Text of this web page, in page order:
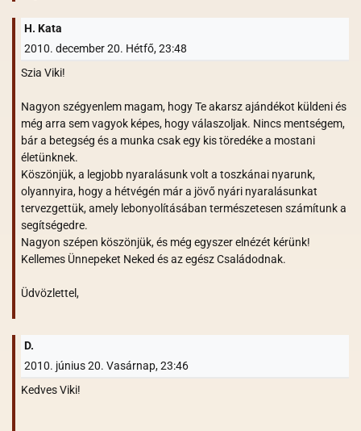
H. Kata
2010. december 20. Hétfő, 23:48
Szia Viki!
Nagyon szégyenlem magam, hogy Te akarsz ajándékot küldeni és
még arra sem vagyok képes, hogy válaszoljak. Nincs mentségem,
bár a betegség és a munka csak egy kis töredéke a mostani
életünknek.
Köszönjük, a legjobb nyaralásunk volt a toszkánai nyarunk,
olyannyira, hogy a hétvégén már a jövő nyári nyaralásunkat
tervezgettük, amely lebonyolításában természetesen számítunk a
segítségedre.
Nagyon szépen köszönjük, és még egyszer elnézét kérünk!
Kellemes Ünnepeket Neked és az egész Családodnak.
Üdvözlettel,
D.
2010. június 20. Vasárnap, 23:46
Kedves Viki!